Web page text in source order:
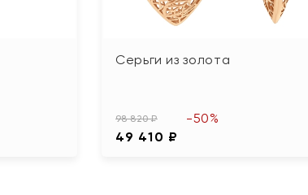
Серьги из золота
98 820 ₽
49 410 ₽
-50%